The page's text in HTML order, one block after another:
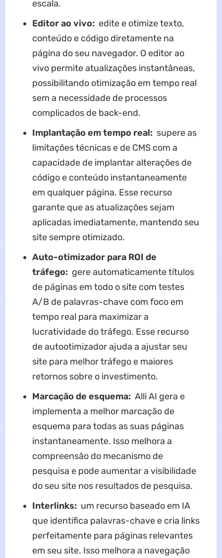
escala.
Editor ao vivo: edite e otimize texto,
conteúdo e código diretamente na
página do seu navegador. O editor ao
vivo permite atualizações instantâneas,
possibilitando otimização em tempo real
sem a necessidade de processos
complicados de back-end.
Implantação em tempo real: supere as
limitações técnicas e de CMS com a
capacidade de implantar alterações de
código e conteúdo instantaneamente
em qualquer página. Esse recurso
garante que as atualizações sejam
aplicadas imediatamente, mantendo seu
site sempre otimizado.
Auto-otimizador para ROI de
tráfego: gere automaticamente títulos
de páginas em todo o site com testes
A/B de palavras-chave com foco em
tempo real para maximizar a
lucratividade do tráfego. Esse recurso
de autootimizador ajuda a ajustar seu
site para melhor tráfego e maiores
retornos sobre o investimento.
Marcação de esquema: Alli AI gera e
implementa a melhor marcação de
esquema para todas as suas páginas
instantaneamente. Isso melhora a
compreensão do mecanismo de
pesquisa e pode aumentar a visibilidade
do seu site nos resultados de pesquisa.
Interlinks: um recurso baseado em IA
que identifica palavras-chave e cria links
perfeitamente para páginas relevantes
em seu site. Isso melhora a navegação